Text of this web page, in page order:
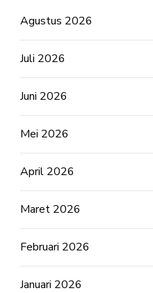
Agustus 2026
Juli 2026
Juni 2026
Mei 2026
April 2026
Maret 2026
Februari 2026
Januari 2026